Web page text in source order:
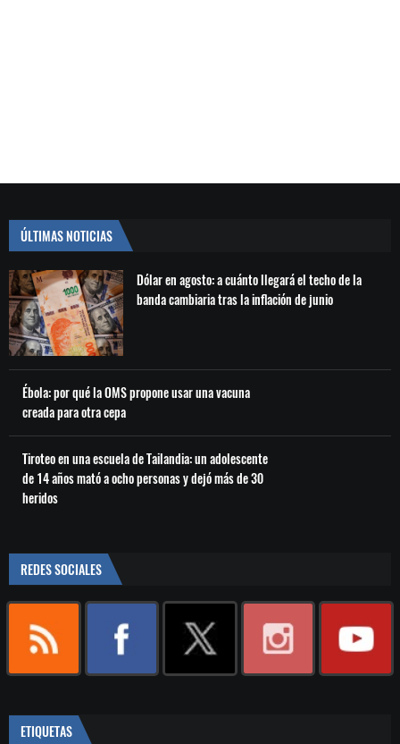
ÚLTIMAS NOTICIAS
Dólar en agosto: a cuánto llegará el techo de la
banda cambiaria tras la inflación de junio
Ébola: por qué la OMS propone usar una vacuna
creada para otra cepa
Tiroteo en una escuela de Tailandia: un adolescente
de 14 años mató a ocho personas y dejó más de 30
heridos
REDES SOCIALES
ETIQUETAS